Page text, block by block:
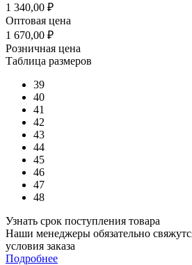
1 340,00 ₽
Оптовая цена
1 670,00 ₽
Розничная цена
Таблица размеров
39
40
41
42
43
44
45
46
47
48
Узнать срок поступления товара
Наши менеджеры обязательно
условия заказа
Подробнее